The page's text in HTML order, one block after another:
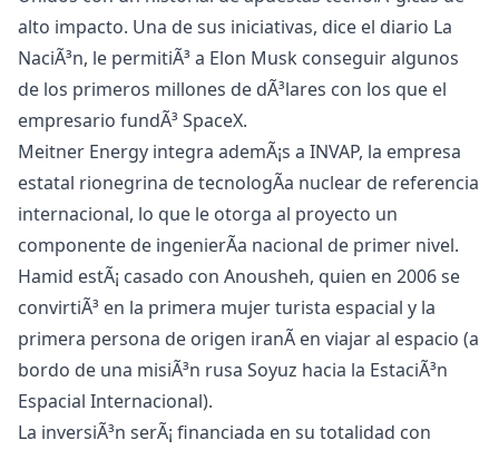
alto impacto. Una de sus iniciativas, dice el diario La
NaciÃ³n, le permitiÃ³ a Elon Musk conseguir algunos
de los primeros millones de dÃ³lares con los que el
empresario fundÃ³ SpaceX.
Meitner Energy integra ademÃ¡s a INVAP, la empresa
estatal rionegrina de tecnologÃ­a nuclear de referencia
internacional, lo que le otorga al proyecto un
componente de ingenierÃ­a nacional de primer nivel.
Hamid estÃ¡ casado con Anousheh, quien en 2006 se
convirtiÃ³ en la primera mujer turista espacial y la
primera persona de origen iranÃ­ en viajar al espacio (a
bordo de una misiÃ³n rusa Soyuz hacia la EstaciÃ³n
Espacial Internacional).
La inversiÃ³n serÃ¡ financiada en su totalidad con